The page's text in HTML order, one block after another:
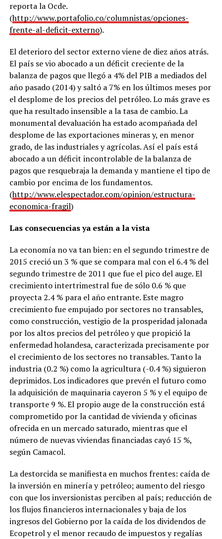
reporta la Ocde.
(http://www.portafolio.co/columnistas/opciones-
frente-al-deficit-externo).
El deterioro del sector externo viene de diez años atrás.
El país se vio abocado a un déficit creciente de la
balanza de pagos que llegó a 4% del PIB a mediados del
año pasado (2014) y saltó a 7% en los últimos meses por
el desplome de los precios del petróleo. Lo más grave es
que ha resultado insensible a la tasa de cambio. La
monumental devaluación ha estado acompañada del
desplome de las exportaciones mineras y, en menor
grado, de las industriales y agrícolas. Así el país está
abocado a un déficit incontrolable de la balanza de
pagos que resquebraja la demanda y mantiene el tipo de
cambio por encima de los fundamentos.
(http://www.elespectador.com/opinion/estructura-
economica-fragil)
Las consecuencias ya están a la vista
La economía no va tan bien: en el segundo trimestre de
2015 creció un 3 % que se compara mal con el 6.4 % del
segundo trimestre de 2011 que fue el pico del auge. El
crecimiento intertrimestral fue de sólo 0.6 % que
proyecta 2.4 % para el año entrante. Este magro
crecimiento fue empujado por sectores no transables,
como construcción, vestigio de la prosperidad jalonada
por los altos precios del petróleo y que propició la
enfermedad holandesa, caracterizada precisamente por
el crecimiento de los sectores no transables. Tanto la
industria (0.2 %) como la agricultura (-0.4 %) siguieron
deprimidos. Los indicadores que prevén el futuro como
la adquisición de maquinaria cayeron 5 % y el equipo de
transporte 9 %. El propio auge de la construcción está
comprometido por la cantidad de vivienda y oficinas
ofrecida en un mercado saturado, mientras que el
número de nuevas viviendas financiadas cayó 15 %,
según Camacol.
La destorcida se manifiesta en muchos frentes: caída de
la inversión en minería y petróleo; aumento del riesgo
con que los inversionistas perciben al país; reducción de
los flujos financieros internacionales y baja de los
ingresos del Gobierno por la caída de los dividendos de
Ecopetrol y el menor recaudo de impuestos y regalías